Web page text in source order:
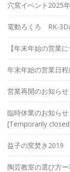
穴窯イベント2025年
電動ろくろ RK-3D
【年末年始の営業に
年末年始の営業日程
営業再開のお知ら
臨時休業のお知ら
[Temporarily
益子の窯焚き2019
陶芸教室の選び方